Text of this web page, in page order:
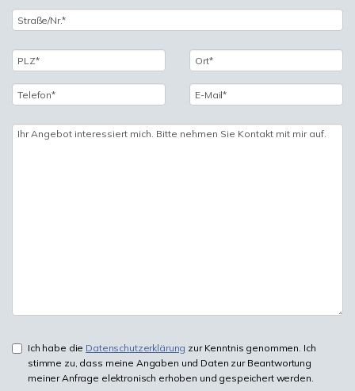
Ich habe die Datenschutzerklärung zur Kenntnis genommen. Ich
stimme zu, dass meine Angaben und Daten zur Beantwortung
meiner Anfrage elektronisch erhoben und gespeichert werden.